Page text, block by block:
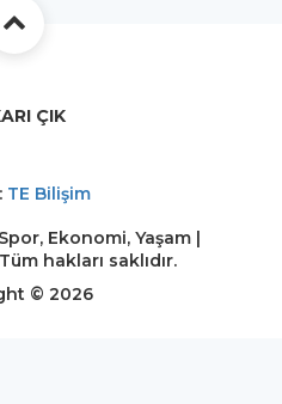
ÇIK
TE Bilişim
Ekonomi, Yaşam |
hakları saklıdır.
© 2026